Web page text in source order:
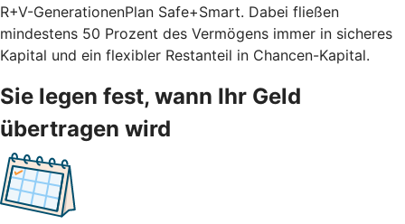
R+V-GenerationenPlan Safe+Smart. Dabei fließen
mindestens 50 Prozent des Vermögens immer in sicheres
Kapital und ein flexibler Restanteil in Chancen-Kapital.
Sie legen fest, wann Ihr Geld
übertragen wird